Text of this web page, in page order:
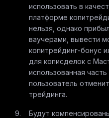
использовать в
платформе
нельзя, однако
ваучерами, вывести
копитрейдинг-бонус
для кописделок с
использованная
пользователь
трейдинга.
Будут